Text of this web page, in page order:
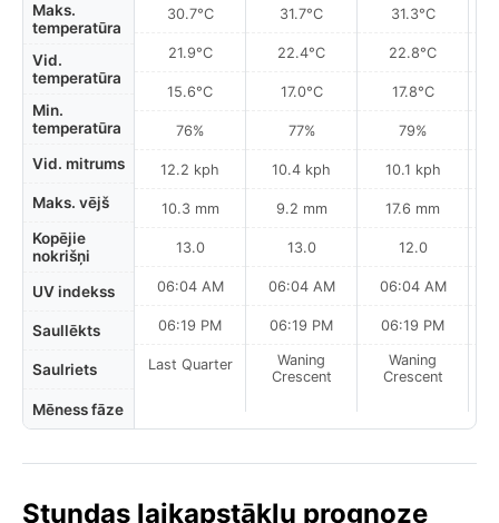
Maks.
temperatūra
Vid.
temperatūra
Min.
temperatūra
Vid. mitrums
Maks. vējš
Kopējie
nokrišņi
UV indekss
Saullēkts
Saulriets
Mēness fāze
30.7°C
21.9°C
15.6°C
76%
12.2 kph
10.3 mm
13.0
06:04 AM
06:19 PM
Last Quarter
31.7°C
22.4°C
17.0°C
77%
10.4 kph
9.2 mm
13.0
06:04 AM
06:19 PM
Waning
Crescent
31.3°C
22.8°C
17.8°C
79%
10.1 kph
17.6 mm
12.0
06:04 AM
06:19 PM
Waning
Crescent
Stundas laikapstākļu prognoze